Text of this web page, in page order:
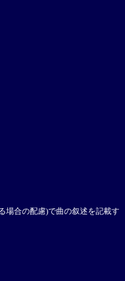
場合の配慮)で曲の叙述を記載す